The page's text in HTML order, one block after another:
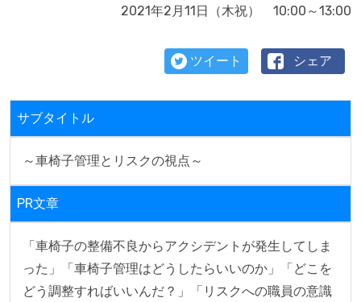
2021年2月11日（木祝） 10:00～13:00
ツイート シェア
サブタイトル
～車椅子管理とリスクの視点～
PR文章
「車椅子の整備不良からアクシデントが発生してしま
った」「車椅子管理はどうしたらいいのか」「どこを
どう調整すればいいんだ？」「リスクへの職員の意識